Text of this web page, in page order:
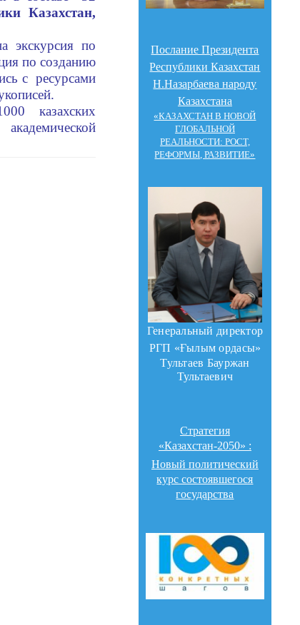
Казахстан,
экскурсия по
по созданию
с ресурсами
казахских
Послание Президента
Республики Казахстан
Н.Назарбаева народу
Казахстана
«КАЗАХСТАН В НОВОЙ
ГЛОБАЛЬНОЙ
РЕАЛЬНОСТИ: РОСТ,
РЕФОРМЫ, РАЗВИТИЕ»
Генеральный директор
РГП «Ғылым ордасы»
Тультаев Бауржан
Тультаевич
Стратегия
«Казахстан-2050» :
Новый политический
курс состоявшегося
государства